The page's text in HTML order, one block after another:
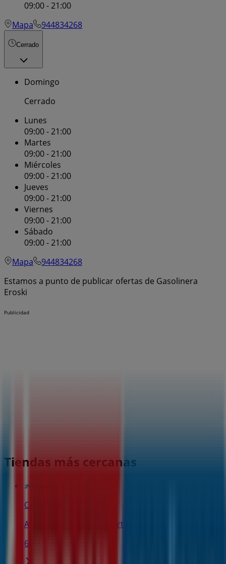
09:00 - 21:00
Mapa
944834268
Cerrado
Domingo
Cerrado
Lunes
09:00 - 21:00
Martes
09:00 - 21:00
Miércoles
09:00 - 21:00
Jueves
09:00 - 21:00
Viernes
09:00 - 21:00
Sábado
09:00 - 21:00
Mapa
944834268
Estamos a punto de publicar ofertas de Gasolinera
Eroski
Publicidad
Tiendas más cercanas
CaixaBank
AV. MURRIETA, 20, Santurtzi
66 m